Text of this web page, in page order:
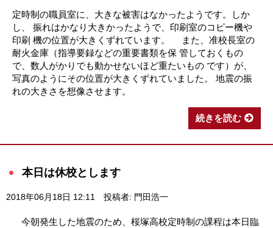
定時制の職員室に、大きな被害はなかったようです。しか
し、 振れはかなり大きかったようで、印刷室のコピー機や
印刷 機の位置が大きくずれています。 また、准校長室の
耐火金庫（指導要録などの重要書類を保 管しておくもの
で、数人がかりでも動かせないほど重たいもの です）が、
写真のようにその位置が大きくずれていました。 地震の振
れの大きさを想像させます。
続きを読む
本日は休校とします
2018年06月18日 12:11 投稿者: 門田浩一
今朝発生した地震のため、桜塚高校定時制の課程は本日臨